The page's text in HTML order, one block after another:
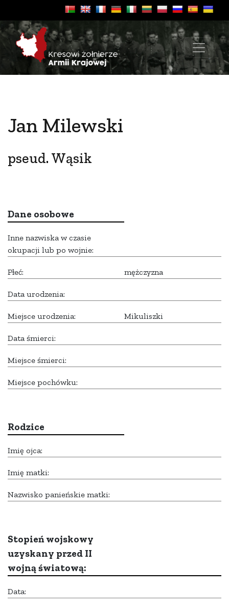
Jan Milewski
pseud. Wąsik
Dane osobowe
Inne nazwiska w czasie
okupacji lub po wojnie:
Płeć: mężczyzna
Data urodzenia:
Miejsce urodzenia: Mikuliszki
Data śmierci:
Miejsce śmierci:
Miejsce pochówku:
Rodzice
Imię ojca:
Imię matki:
Nazwisko panieńskie matki:
Stopień wojskowy
uzyskany przed II
wojną światową:
Data: